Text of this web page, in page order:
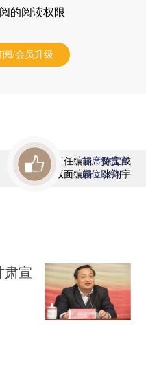
的阅读权限
阅/会员升级
责任编辑：陈宝成
版面编辑：张翔宇
首席赞赏官
虚位以待
肃宣